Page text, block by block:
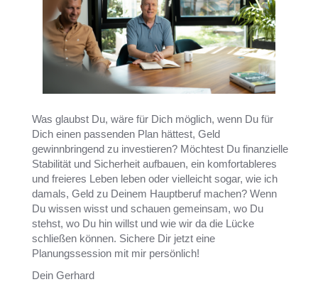
Was glaubst Du, wäre für Dich möglich, wenn Du für
Dich einen passenden Plan hättest, Geld
gewinnbringend zu investieren? Möchtest Du finanzielle
Stabilität und Sicherheit aufbauen, ein komfortableres
und freieres Leben leben oder vielleicht sogar, wie ich
damals, Geld zu Deinem Hauptberuf machen? Wenn
Du wissen wisst und schauen gemeinsam, wo Du
stehst, wo Du hin willst und wie wir da die Lücke
schließen können. Sichere Dir jetzt eine
Planungssession mit mir persönlich!
Dein Gerhard